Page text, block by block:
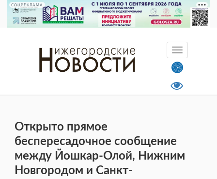
СОЦРЕКЛАМА
Открыто прямое
беспересадочное сообщение
между Йошкар-Олой, Нижним
Новгородом и Санкт-